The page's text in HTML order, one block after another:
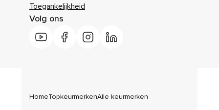
Toegankelijkheid
Volg ons
HomeTopkeurmerkenAlle keurmerken